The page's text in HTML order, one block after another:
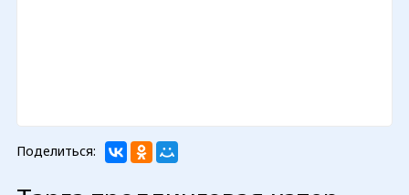
Поделиться: